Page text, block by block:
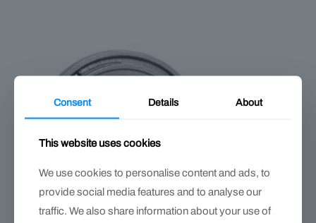
Consent Details About
This website uses cookies
We use cookies to personalise content and ads, to
provide social media features and to analyse our
traffic. We also share information about your use of